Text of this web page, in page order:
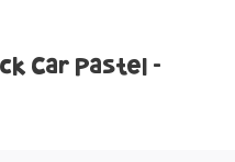
Car Pastel -